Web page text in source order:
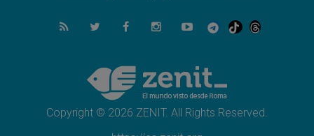
La matanza de niños en Gaza no cesa: 300
muertos en 300 días
Tagle: La guerra desfigura el mundo, solo la
revelación de Dios lo transfigura
Copyright © 2026 ZENIT. All Rights Reserved.